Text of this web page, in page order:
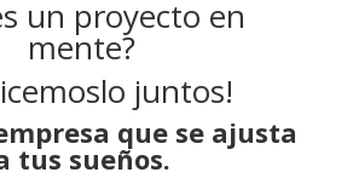
un proyecto en
mente?
juntos!
que se ajusta
tus sueños.